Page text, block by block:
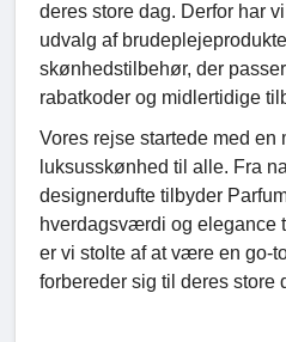
deres store dag. Derfor har
udvalg af
skønhedstilbehør, der
rabatkoder og midlertidige
Vores rejse startede med en
luksusskønhed til alle. Fra
designerdufte tilbyder
hverdagsværdi og elegance
er vi stolte af at være en go-
forbereder sig til deres store